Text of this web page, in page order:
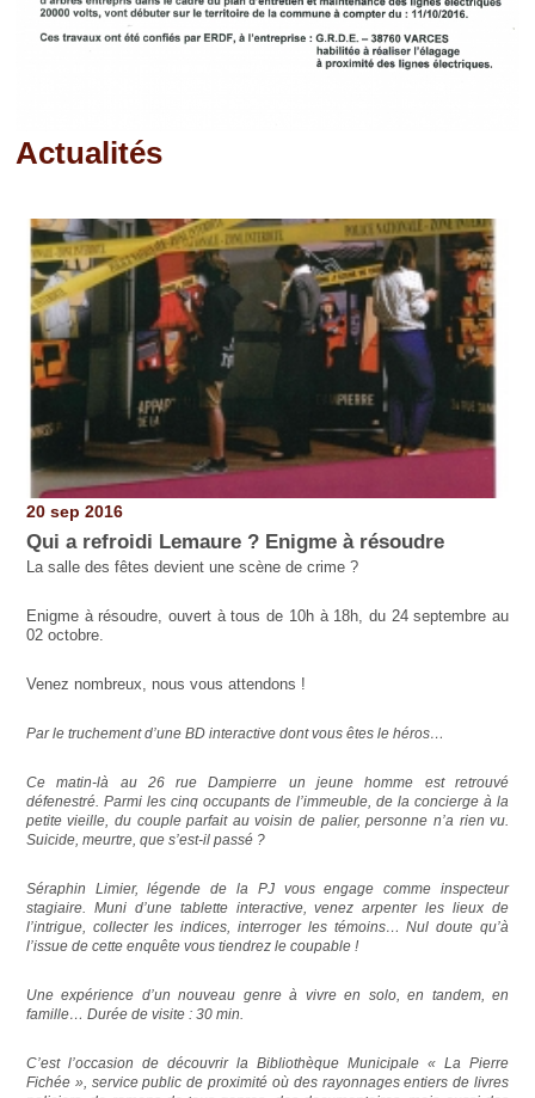
Actualités
20 sep 2016
Qui a refroidi Lemaure ? Enigme à résoudre
La salle des fêtes devient une scène de crime ?
Enigme à résoudre, ouvert à tous de 10h à 18h, du 24 septembre au
02 octobre.
Venez nombreux, nous vous attendons !
Par le truchement d’une BD interactive dont vous êtes le héros…
Ce matin-là au 26 rue Dampierre un jeune homme est retrouvé
défenestré. Parmi les cinq occupants de l’immeuble, de la concierge à la
petite vieille, du couple parfait au voisin de palier, personne n’a rien vu.
Suicide, meurtre, que s’est-il passé ?
Séraphin Limier, légende de la PJ vous engage comme inspecteur
stagiaire. Muni d’une tablette interactive, venez arpenter les lieux de
l’intrigue, collecter les indices, interroger les témoins… Nul doute qu’à
l’issue de cette enquête vous tiendrez le coupable !
Une expérience d’un nouveau genre à vivre en solo, en tandem, en
famille… Durée de visite : 30 min.
C’est l’occasion de découvrir la Bibliothèque Municipale « La Pierre
Fichée », service public de proximité où des rayonnages entiers de livres
Pages